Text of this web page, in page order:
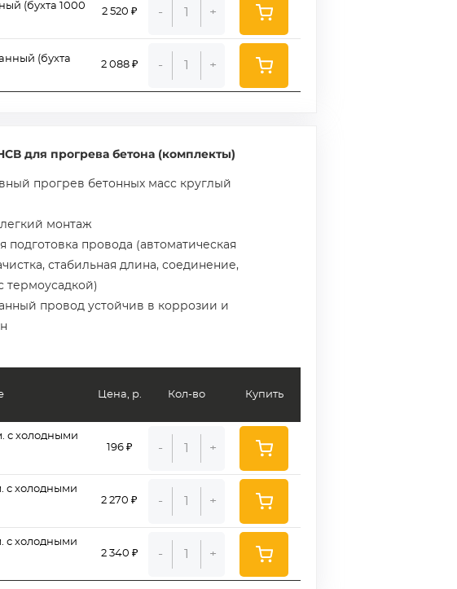
(бухта 1000
(бухта
2 520 ₽
2 088 ₽
- +
- +
для прогрева бетона (комплекты)
прогрев бетонных масс круглый
монтаж
подготовка провода (автоматическая
стабильная длина, соединение,
термоусадкой)
провод устойчив в коррозии и
с холодными
с холодными
с холодными
Цена, р.
196 ₽
2 270 ₽
2 340 ₽
Кол-во
- +
- +
- +
Купить